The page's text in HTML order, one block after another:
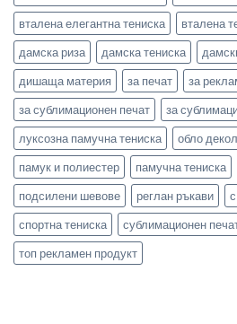
вталена елегантна тениска
вталена
дамска риза
дамска тениска
дишаща материя
за печат
за
за сублимационен печат
за
луксозна памучна тениска
обло
памук и полиестер
памучна тениска
подсилени шевове
реглан ръкави
спортна тениска
сублимационен
топ рекламен продукт